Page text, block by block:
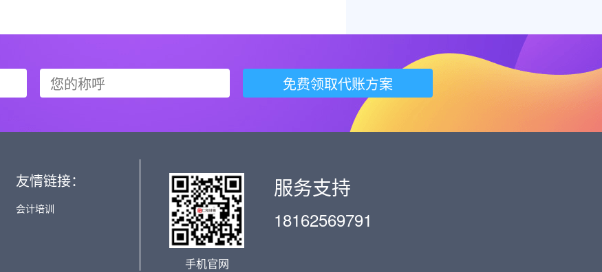
免费领取代账方案
友情链接：
会计培训
手机官网
服务支持
18162569791